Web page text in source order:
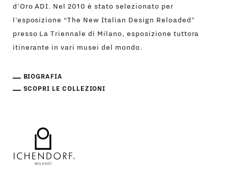
d’Oro ADI. Nel 2010 è stato selezionato per
l’esposizione “The New Italian Design Reloaded”
presso La Triennale di Milano, esposizione tuttora
itinerante in vari musei del mondo.
BIOGRAFIA
SCOPRI LE COLLEZIONI